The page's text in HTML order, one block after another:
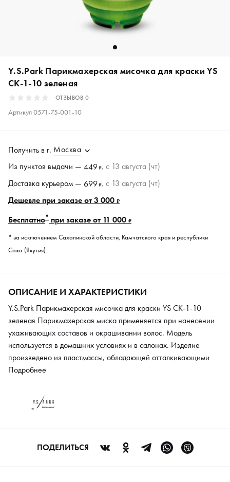
Y.S.Park Парикмахерская мисочка для краски YS
CK-1-10 зеленая
ОТЗЫВОВ 0
Артикул0571-75-001-10
Получить в г. Москва
Из пунктов выдачи — 449₽, c 13 августа (чт)
Доставка курьером — 699₽, c 13 августа (чт)
Дешевле при заказе от 3 000 ₽
Бесплатно* при заказе от 11 000 ₽
* за исключением Сахалинской области, Камчатского края и республики
Саха (Якутия).
ОПИСАНИЕ И ХАРАКТЕРИСТИКИ
Y.S.Park Парикмахерская мисочка для краски YS CK-1-10
зеленая Парикмахерская миска применяется при нанесении
ухаживающих составов и окрашивании волос. Модель
используется в домашних условиях и в салонах. Изделие
произведено из пластмассы, обладающей отталкивающими
свойствами, поэтому очищается под струей проточной воды.
механическим повреждениям, а также невосприимчив к
химическому воздействию. Миска оснащена расческой для
Подробнее
ПОДЕЛИТЬСЯ